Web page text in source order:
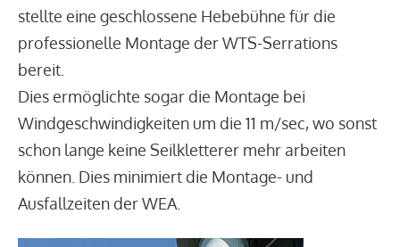
stellte eine geschlossene Hebebühne für die
professionelle Montage der WTS-Serrations
bereit.
Dies ermöglichte sogar die Montage bei
Windgeschwindigkeiten um die 11 m/sec, wo sonst
schon lange keine Seilkletterer mehr arbeiten
können. Dies minimiert die Montage- und
Ausfallzeiten der WEA.